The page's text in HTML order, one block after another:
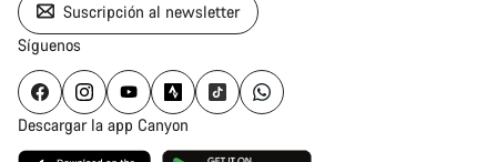
Suscripción al newsletter
Síguenos
Descargar la app Canyon